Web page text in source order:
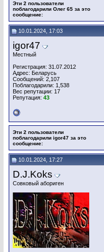
Эти 2 пользователи
поблагодарили Олег 65 за это
сообщение:
10.01.2024, 17:03
igor47
Местный
Регистрация: 31.07.2012
Адрес: Беларусь
Сообщений: 2,107
Поблагодарили: 1,538
Вес репутации: 17
Репутация: 43
Эти 2 пользователи
поблагодарили igor47 за это
сообщение:
10.01.2024, 17:27
D.J.Koks
Совковый абориген